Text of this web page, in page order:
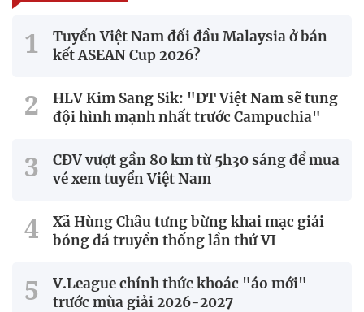
Tuyển Việt Nam đối đầu Malaysia ở bán
kết ASEAN Cup 2026?
HLV Kim Sang Sik: "ĐT Việt Nam sẽ tung
đội hình mạnh nhất trước Campuchia"
CĐV vượt gần 80 km từ 5h30 sáng để mua
vé xem tuyển Việt Nam
Xã Hùng Châu tưng bừng khai mạc giải
bóng đá truyền thống lần thứ VI
V.League chính thức khoác "áo mới"
trước mùa giải 2026-2027